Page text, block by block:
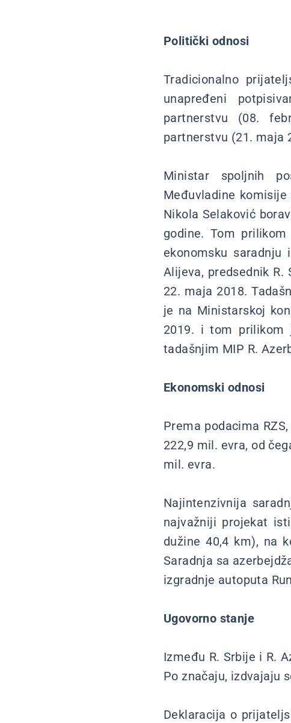
Politički odnosi
Tradicionalno
unapređeni
partnerstvu (08.
partnerstvu (21. maja
Ministar spoljnih
Međuvladine
Nikola Selaković
godine. Tom
ekonomsku saradnju
Alijeva, predsednik R.
22. maja 2018.
je na Ministarskoj
2019. i tom prilikom
tadašnjim MIP R.
Ekonomski odnosi
Prema podacima
222,9 mil. evra, od
mil. evra.
Najintenzivnija
najvažniji projekat
dužine 40,4 km), na
Saradnja sa
izgradnje autoputa
Ugovorno stanje
Između R. Srbije i R.
Po značaju, izdvajaju
Deklaracija o